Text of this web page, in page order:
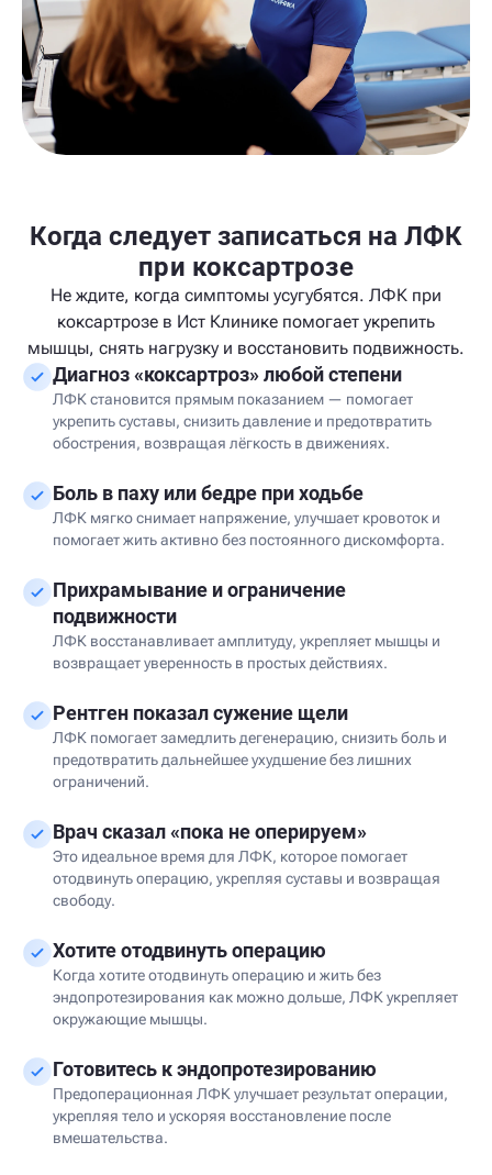
Когда следует записаться на ЛФК
при коксартрозе
Не ждите, когда симптомы усугубятся. ЛФК при
коксартрозе в Ист Клинике помогает укрепить
мышцы, снять нагрузку и восстановить подвижность.
Диагноз «коксартроз» любой степени
ЛФК становится прямым показанием — помогает
укрепить суставы, снизить давление и предотвратить
обострения, возвращая лёгкость в движениях.
Боль в паху или бедре при ходьбе
ЛФК мягко снимает напряжение, улучшает кровоток и
помогает жить активно без постоянного дискомфорта.
Прихрамывание и ограничение
подвижности
ЛФК восстанавливает амплитуду, укрепляет мышцы и
возвращает уверенность в простых действиях.
Рентген показал сужение щели
ЛФК помогает замедлить дегенерацию, снизить боль и
предотвратить дальнейшее ухудшение без лишних
ограничений.
Врач сказал «пока не оперируем»
Это идеальное время для ЛФК, которое помогает
отодвинуть операцию, укрепляя суставы и возвращая
свободу.
Хотите отодвинуть операцию
Когда хотите отодвинуть операцию и жить без
эндопротезирования как можно дольше, ЛФК укрепляет
окружающие мышцы.
Готовитесь к эндопротезированию
Предоперационная ЛФК улучшает результат операции,
укрепляя тело и ускоряя восстановление после
вмешательства.